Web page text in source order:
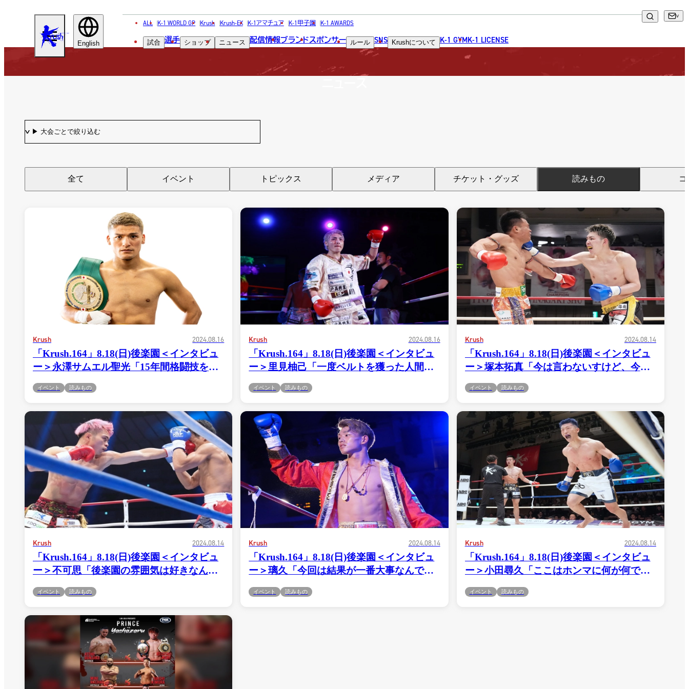
KRUSHEnglish
ALL K-1 WORLD GP Krush Krush-EX K-1アマチュア K-1甲子園 K-1 AWARDS
試合 選手 ショップ ニュース 配信情報ブランドスポンサー ルール SNS Krushについて K-1 GYMK-1 LICENSE
Krush
Krush-EX
甲子園・カレッジ
K-1 AWARDS
K-
1.SHOP
K-
1.SHOP
（チケッ
ト）
ギャラリー（ポスタ
ー）
ギャラリー（写真）
ギャラリー（動画）
K-1
（K-1ジ
K-
1.CLUB
（ファンクラ
Krush公式ルール
X(Krush)
X(アマチュア大会)
Instagram(JP)
TikTok(JP)
LINE(JP)
Youtube(JP)
Facebook(JP)
X(En)
Instagram(EN)
Youtube(EN)
Podcast(EN)
weibo(CH)
Official site(EN)
Krushとは
■ ガールズ
NEWS
全て イベント トピックス メディア チケット・グッズ 読みもの
Krush 2024.08.16
「Krush.164」8.18(日)後楽園＜インタビュ
ー＞永澤サムエル聖光「15年間格闘技をや
った時に、やっと第2の格闘人生というか、
思ってるので、絶対この試合でインパクト
を残します」
イベント 読みもの
Krush 2024.08.16
「Krush.164」8.18(日)後楽園＜インタビュ
ー＞里見柚己「一度ベルトを獲った人間と
オイシイ試合だと思ってるかもしれないで
い上がってきてもらおうかなって思ってま
す」
イベント 読みもの
Krush 2024.08.14
「Krush.164」8.18(日)後楽園＜インタビュ
ー＞塚本拓真「今は言わないすけど、今回
相手が1人いるんですよ。だからしっかり勝
で、自分の口で言おうと思ってます」
イベント 読みもの
Krush 2024.08.14
「Krush.164」8.18(日)後楽園＜インタビュ
ー＞不可思「後楽園の雰囲気は好きなんで
があるので。その後楽園を、今回は熱くさ
イベント 読みもの
Krush 2024.08.14
「Krush.164」8.18(日)後楽園＜インタビュ
ー＞璃久「今回は結果が一番大事なんで。
いし」
イベント 読みもの
Krush 2024.08.14
「Krush.164」8.18(日)後楽園＜インタビュ
ー＞小田尋久「ここはホンマに何が何でも
もぶっ倒せるように、やってやりたいなと
イベント 読みもの